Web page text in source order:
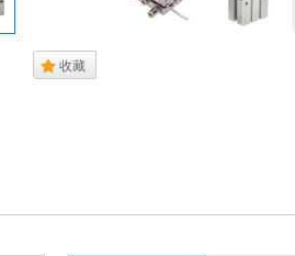
. 收藏